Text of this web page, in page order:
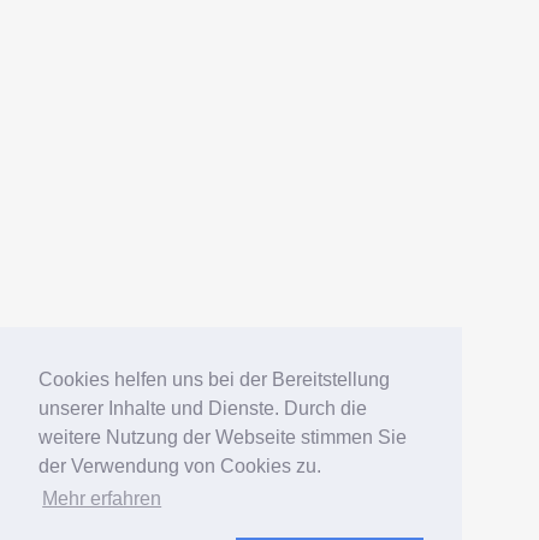
Cookies helfen uns bei der Bereitstellung
unserer Inhalte und Dienste. Durch die
weitere Nutzung der Webseite stimmen Sie
der Verwendung von Cookies zu.
Mehr erfahren